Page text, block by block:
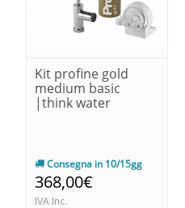
Kit profine gold
medium basic
|think water
Consegna in 10/15gg
368,00€
IVA Inc.